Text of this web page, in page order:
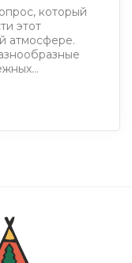
который
этот
атмосфере.